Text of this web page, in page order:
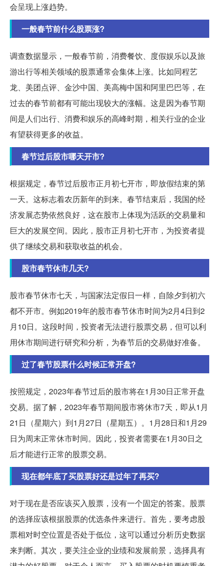
会呈现上涨趋势。
一般春节前什么股票涨?
调查数据显示，一般春节前，消费餐饮、度假娱乐以及旅
游出行等相关领域的股票通常会集体上涨。比如同程艺
龙、美团点评、金沙中国、美高梅中国和阿里巴巴等，在
过去的春节前都有可能出现较大的涨幅。这是因为春节期
间是人们出行、消费和娱乐的高峰时期，相关行业的企业
有望获得更多的收益。
春节过后股市哪天开市?
根据规定，春节过后股市正月初七开市，即放假结束的第
一天。这标志着农历新年的到来。春节结束后，我国的经
济发展态势依然良好，这在股市上体现为活跃的交易量和
巨大的发展空间。因此，股市正月初七开市，为投资者提
供了继续交易和获取收益的机会。
股市春节休市几天?
股市春节休市七天，与国家法定假日一样，自除夕到初六
都不开市。例如2019年的股市春节休市时间为2月4日到2
月10日。这段时间，投资者无法进行股票交易，但可以利
用休市期间进行研究和分析，为春节后的交易做好准备。
过了春节股票什么时候正常开盘?
按照规定，2023年春节过后的股市将在1月30日正常开盘
交易。据了解，2023年春节期间股市将休市7天，即从1月
21日（星期六）到1月27日（星期五）。1月28日和1月29
日为周末正常休市时间。因此，投资者需要在1月30日之
后才能进行正常的股票交易。
现在都年底了买股票好还是过年了再买?
对于现在是否应该买入股票，没有一个固定的答案。股票
的选择应该根据股票的优选条件来进行。首先，要考虑股
票相对时空位置是否处于低位，这可以通过分析历史数据
来判断。其次，要关注企业的业绩和发展前景，选择具有